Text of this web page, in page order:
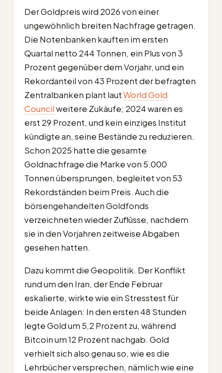
Der Goldpreis wird 2026 von einer
ungewöhnlich breiten Nachfrage getragen.
Die Notenbanken kauften im ersten
Quartal netto 244 Tonnen, ein Plus von 3
Prozent gegenüber dem Vorjahr, und ein
Rekordanteil von 43 Prozent der befragten
Zentralbanken plant lautWorld Gold
Councilweitere Zukäufe; 2024 waren es
erst 29 Prozent, und kein einziges Institut
kündigte an, seine Bestände zu reduzieren.
Schon 2025 hatte die gesamte
Goldnachfrage die Marke von 5.000
Tonnen übersprungen, begleitet von 53
Rekordständen beim Preis. Auch die
börsengehandelten Goldfonds
verzeichneten wieder Zuflüsse, nachdem
sie in den Vorjahren zeitweise Abgaben
gesehen hatten.
Dazu kommt die Geopolitik. Der Konflikt
rund um den Iran, der Ende Februar
eskalierte, wirkte wie ein Stresstest für
beide Anlagen: In den ersten 48 Stunden
legte Gold um 5,2 Prozent zu, während
Bitcoin um 12 Prozent nachgab. Gold
verhielt sich also genau so, wie es die
Lehrbücher versprechen, nämlich wie eine